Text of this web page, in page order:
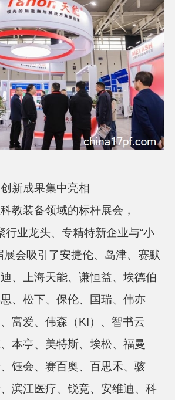
新成果集中亮相
教装备领域的标杆展会，
行业龙头、专精特新企业与“小
展会吸引了安捷伦、岛津、赛默
、上海天能、谦恒益、埃德伯
、松下、保伦、国瑞、伟亦
富爱、伟森（KI）、智书云
本亭、美特斯、埃松、福曼
钰会、赛百奥、百思禾、骇
滨江医疗、锐竞、安维迪、科